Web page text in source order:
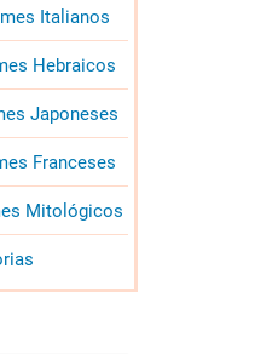
Italianos
Hebraicos
Japoneses
Franceses
Mitológicos